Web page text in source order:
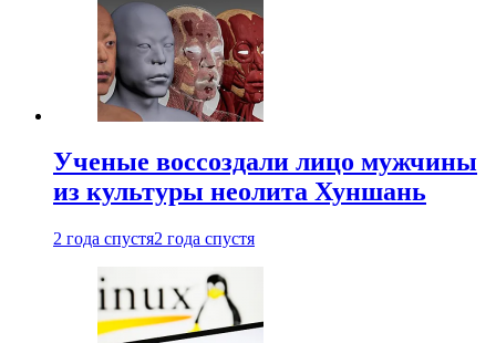
Ученые воссоздали лицо мужчины
из культуры неолита Хуншань
2 года спустя2 года спустя